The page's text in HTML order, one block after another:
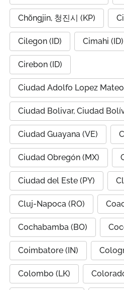
Chŏngjin, 청진시 (KP)
Cilegon (ID) Cimahi (ID)
Cirebon (ID)
Ciudad Adolfo Lopez
Ciudad Bolivar, Ciudad
Ciudad Guayana (VE)
Ciudad Obregón (MX)
Ciudad del Este (PY)
Cluj-Napoca (RO)
Cochabamba (BO)
Coimbatore (IN)
Colombo (LK)